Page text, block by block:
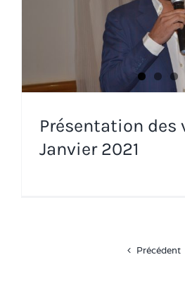
Présentation des
Janvier 2021
Précédent